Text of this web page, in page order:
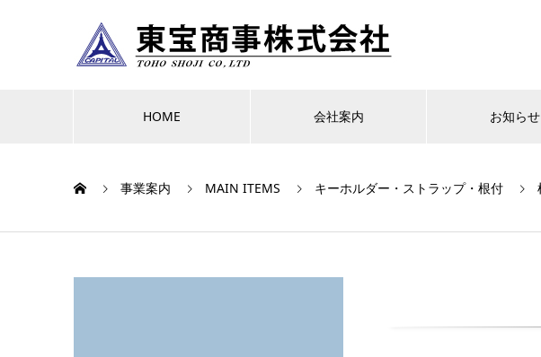
HOME 会社案内 お知らせ
事業案内 MAIN ITEMS キーホルダー・ストラップ・根付